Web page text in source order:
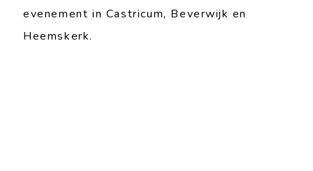
evenement in Castricum, Beverwijk en
Heemskerk.